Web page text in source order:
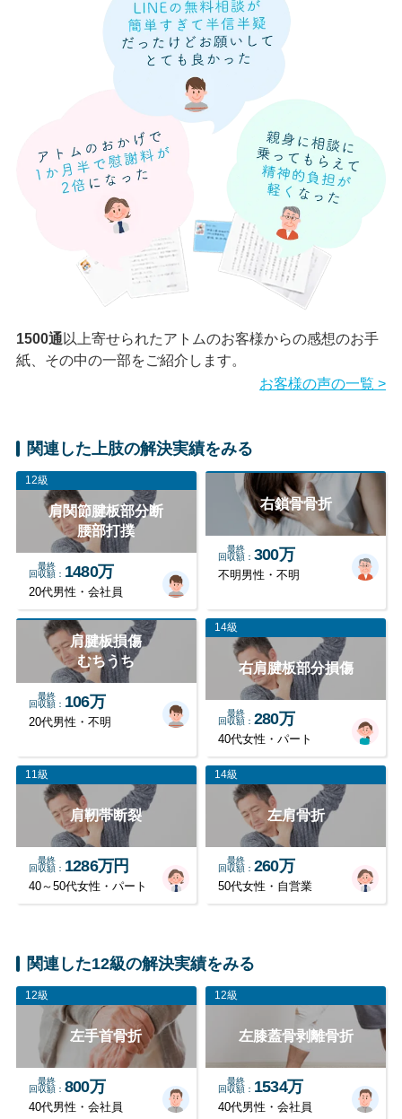
1500通 以上寄せられたアトムのお客様からの感想のお手
紙、その中の一部をご紹介します。
お客様の声の一覧 >
関連した上肢の解決実績をみる
12級
肩関節腱板部分断
腰部打撲
最終
回収額
1480万
20代男性・会社員
右鎖骨骨折
最終
回収額
300万
不明男性・不明
肩腱板損傷
むちうち
最終
回収額
106万
20代男性・不明
14級
右肩腱板部分損傷
最終
回収額
280万
40代女性・パート
11級
肩靭帯断裂
最終
回収額
1286万円
40～50代女性・パート
14級
左肩骨折
最終
回収額
260万
50代女性・自営業
関連した12級の解決実績をみる
12級
左手首骨折
最終
回収額
800万
40代男性・会社員
12級
左膝蓋骨剥離骨折
最終
回収額
1534万
40代男性・会社員